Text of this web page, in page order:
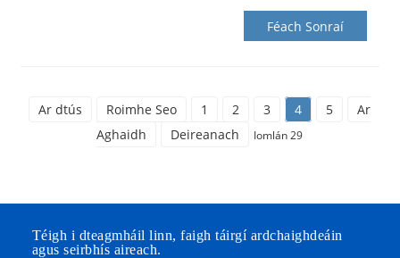
Féach Sonraí
Ar dtús Roimhe Seo 1 2 3 4 5
Ar
Aghaidh
Deireanach Iomlán 29
Téigh i dteagmháil linn, faigh táirgí ardchaighdeáin
agus seirbhís aireach.